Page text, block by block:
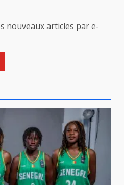
nouveaux articles par e-